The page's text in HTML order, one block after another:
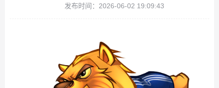
发布时间：2026-06-02 19:09:43